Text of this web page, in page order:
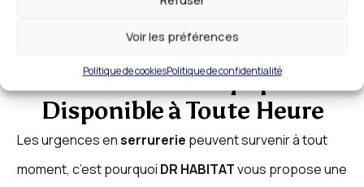
Voir les préférences
Politique de cookiesPolitique de confidentialité
Serrurerie d’Urgence à Paris
2ème : Une Équipe
Disponible à Toute Heure
Les urgences enserrurerie peuvent survenir à tout
moment, c’est pourquoi DR HABITATvous propose une